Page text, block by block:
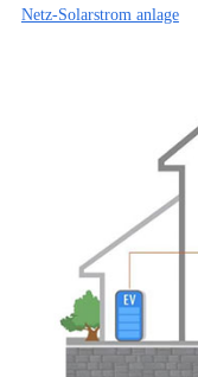
Netz-Solarstrom anlage